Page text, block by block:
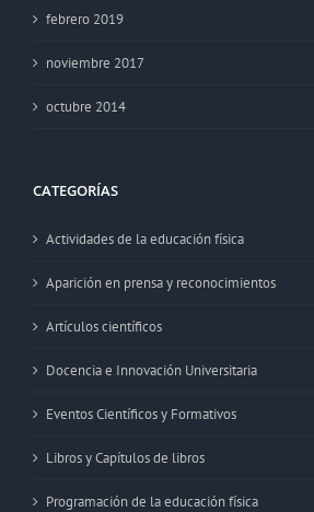
febrero 2019
noviembre 2017
octubre 2014
CATEGORÍAS
Actividades de la educación física
Aparición en prensa y reconocimientos
Artículos científicos
Docencia e Innovación Universitaria
Eventos Científicos y Formativos
Libros y Capítulos de libros
Programación de la educación física